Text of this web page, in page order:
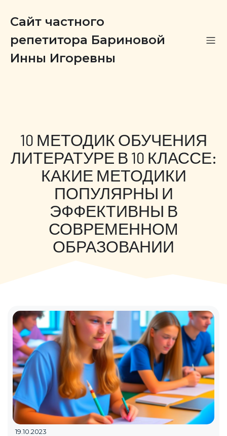
Сайт частного
репетитора Бариновой
Инны Игоревны
10 МЕТОДИК ОБУЧЕНИЯ
ЛИТЕРАТУРЕ В 10 КЛАССЕ:
КАКИЕ МЕТОДИКИ
ПОПУЛЯРНЫ И
ЭФФЕКТИВНЫ В
СОВРЕМЕННОМ
ОБРАЗОВАНИИ
19.10.2023